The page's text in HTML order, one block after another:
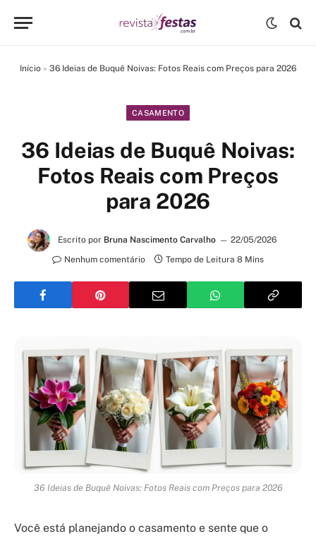
Início » 36 Ideias de Buquê Noivas: Fotos Reais com Preços para 2026
CASAMENTO
36 Ideias de Buquê Noivas:
Fotos Reais com Preços
para 2026
Escrito por Bruna Nascimento Carvalho
22/05/2026
Nenhum comentário
Tempo de Leitura 8 Mins
36 Ideias de Buquê Noivas: Fotos Reais com Preços para 2026
Você está planejando o casamento e sente que o